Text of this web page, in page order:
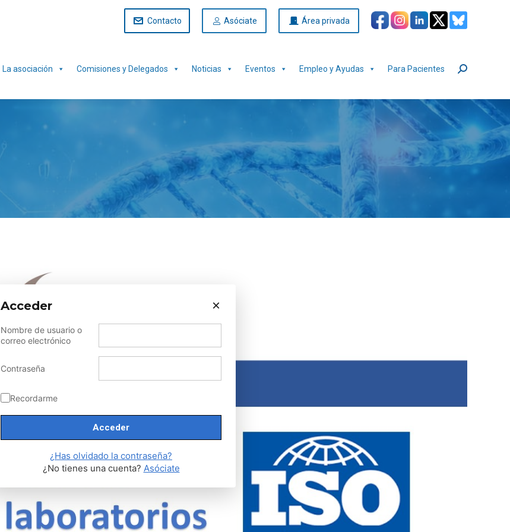
Contacto Asóciate Área privada
La asociación Comisiones y Delegados Noticias Eventos Empleo y Ayudas Para Pacientes Buscar:
Acceder ×
Nombre de usuario o
correo electrónico
Contraseña
Recordarme
¿Has olvidado la contraseña?
¿No tienes una cuenta? Asóciate